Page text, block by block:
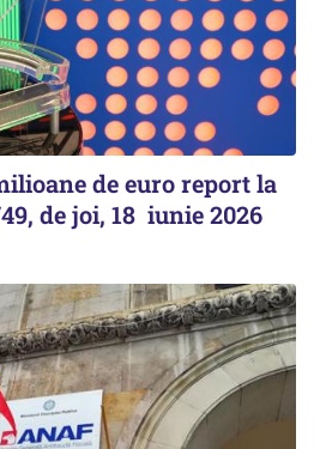
de euro report la
de joi, 18 iunie 2026